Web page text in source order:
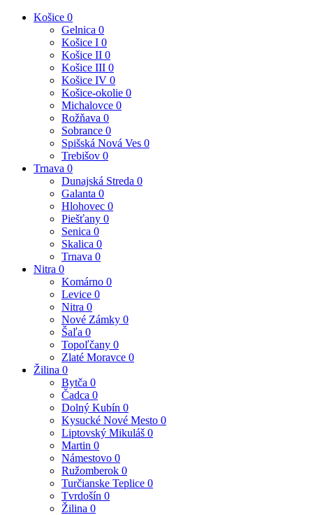
Košice 0
Gelnica 0
Košice I 0
Košice II 0
Košice III 0
Košice IV 0
Košice-okolie 0
Michalovce 0
Rožňava 0
Sobrance 0
Spišská Nová Ves 0
Trebišov 0
Trnava 0
Dunajská Streda 0
Galanta 0
Hlohovec 0
Piešťany 0
Senica 0
Skalica 0
Trnava 0
Nitra 0
Komárno 0
Levice 0
Nitra 0
Nové Zámky 0
Šaľa 0
Topoľčany 0
Zlaté Moravce 0
Žilina 0
Bytča 0
Čadca 0
Dolný Kubín 0
Kysucké Nové Mesto 0
Liptovský Mikuláš 0
Martin 0
Námestovo 0
Ružomberok 0
Turčianske Teplice 0
Tvrdošín 0
Žilina 0